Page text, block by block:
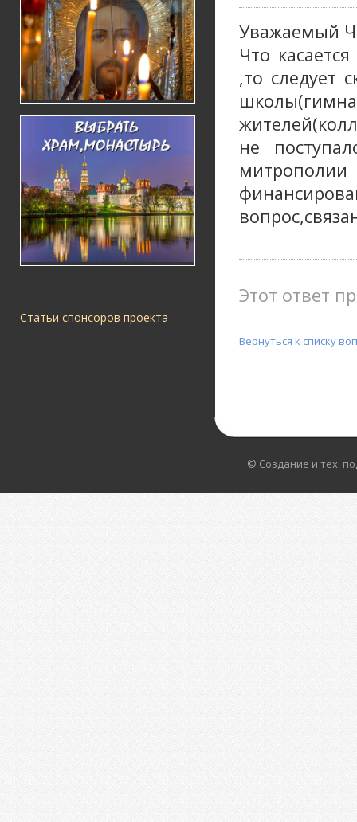
Статьи спонсоров проекта
Уважаемый
Что
,то следует
не
митрополии
Этот ответ
Вернуться к списку
© Создание и тех.